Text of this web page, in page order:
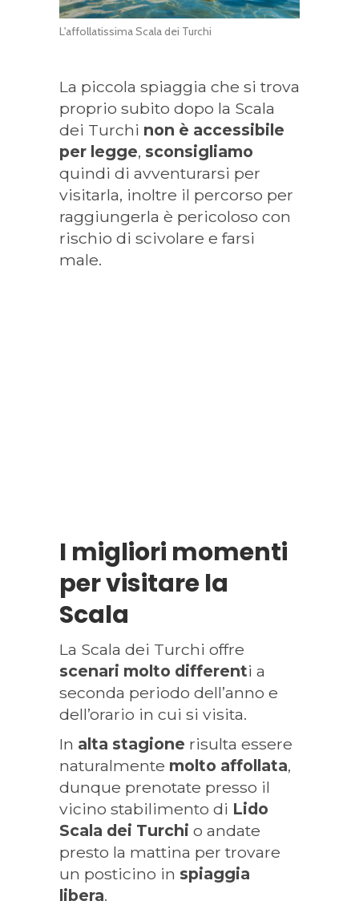
L'affollatissima Scala dei Turchi
La piccola spiaggia che si trova
proprio subito dopo la Scala
dei Turchi non è accessibile
per legge, sconsigliamo
quindi di avventurarsi per
visitarla, inoltre il percorso per
raggiungerla è pericoloso con
rischio di scivolare e farsi
male.
I migliori momenti
per visitare la
Scala
La Scala dei Turchi offre
scenari molto differenti a
seconda periodo dell’anno e
dell’orario in cui si visita.
In alta stagione risulta essere
naturalmente molto affollata,
dunque prenotate presso il
vicino stabilimento di Lido
Scala dei Turchi o andate
presto la mattina per trovare
un posticino in spiaggia
libera.